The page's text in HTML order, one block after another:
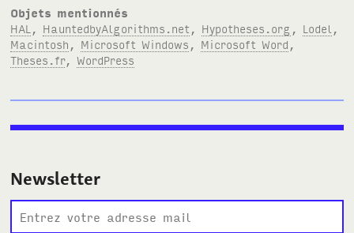
Objets mentionnés
HAL , HauntedbyAlgorithms.net , Hypotheses.org , Lodel ,
Macintosh , Microsoft Windows , Microsoft Word ,
Theses.fr,WordPress
Newsletter